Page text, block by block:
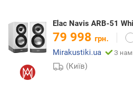
Elac Navis ARB-51
79 998 грн.
Mirakustiki.ua
З
(Київ)